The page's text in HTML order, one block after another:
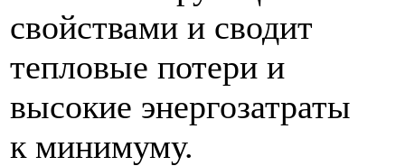
свойствами и сводит
тепловые потери и
высокие энергозатраты
к минимуму.